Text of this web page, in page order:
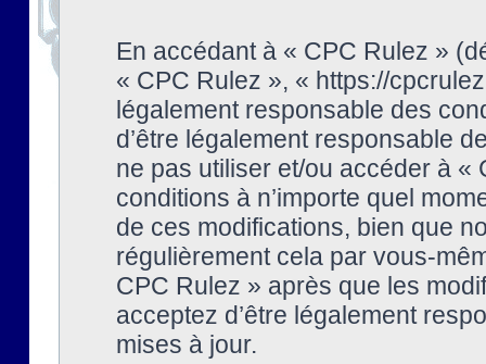
En accédant à « CPC Rulez »
« CPC Rulez », « https://
légalement responsable des
d’être légalement responsable
ne pas utiliser et/ou accéder à
conditions à n’importe quel
de ces modifications, bien que
régulièrement cela par vous-
CPC Rulez » après que les
acceptez d’être légalement
mises à jour.